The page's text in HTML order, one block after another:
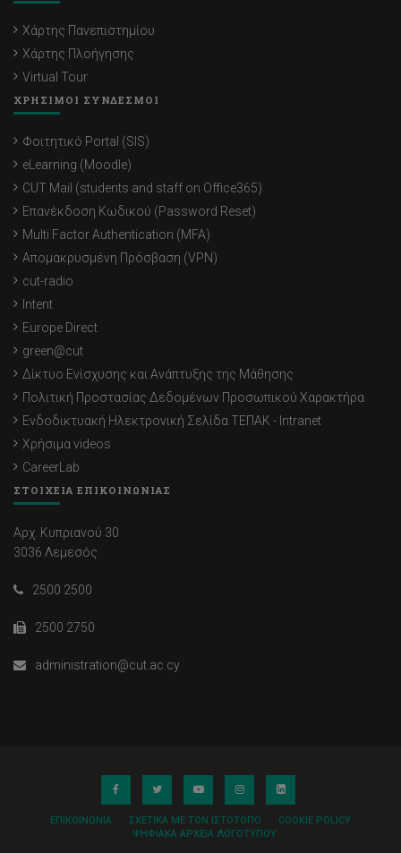
Χάρτης Πανεπιστημίου
Χάρτης Πλοήγησης
Virtual Tour
ΧΡΗΣΙΜΟΙ ΣΥΝΔΕΣΜΟΙ
Φοιτητικό Portal (SIS)
eLearning (Moodle)
CUT Mail (students and staff on Office365)
Επανέκδοση Κωδικού (Password Reset)
Multi Factor Authentication (MFA)
Απομακρυσμένη Πρόσβαση (VPN)
cut-radio
Intent
Europe Direct
green@cut
Δίκτυο Ενίσχυσης και Ανάπτυξης της Μάθησης
Πολιτική Προστασίας Δεδομένων Προσωπικού Χαρακτήρα
Ενδοδικτυακή Ηλεκτρονική Σελίδα ΤΕΠΑΚ - Intranet
Χρήσιμα videos
CareerLab
ΣΤΟΙΧΕΙΑ ΕΠΙΚΟΙΝΩΝΙΑΣ
Αρχ. Κυπριανού 30
3036 Λεμεσός
2500 2500
2500 2750
administration@cut.ac.cy
ΕΠΙΚΟΙΝΩΝΊΑ ΣΧΕΤΙΚΆ ΜΕ ΤΟΝ ΙΣΤΌΤΟΠΟ
COOKIE POLICY
ΨΗΦΙΑΚΆ ΑΡΧΕΊΑ ΛΟΓΌΤΥΠΟΥ